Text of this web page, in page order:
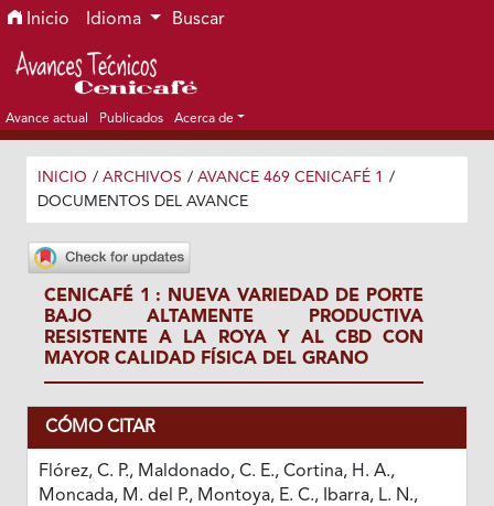
Ir al menú de navegación principal
Ir al contenido principal
Ir al pie de página del sitio
Inicio Idioma Buscar
Avance actual Publicados Acerca de
INICIO / ARCHIVOS / AVANCE 469 CENICAFÉ 1
/
DOCUMENTOS DEL AVANCE
CENICAFÉ 1 : NUEVA VARIEDAD DE PORTE
BAJO ALTAMENTE PRODUCTIVA
RESISTENTE A LA ROYA Y AL CBD CON
MAYOR CALIDAD FÍSICA DEL GRANO
CÓMO CITAR
Flórez, C. P., Maldonado, C. E., Cortina, H. A.,
Moncada, M. del P., Montoya, E. C., Ibarra, L. N.,